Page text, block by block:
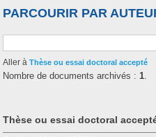
PARCOURIR PAR
Aller à Thèse ou essai doctoral accepté
Nombre de documents archivés : 1.
Thèse ou essai doctoral